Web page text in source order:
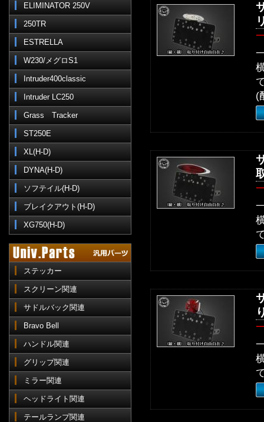
ELIMINATOR 250V
250TR
ESTRELLA
W230/メグロS1
Intruder400classic
Intruder LC250
Grass Tracker
ST250E
XL(H-D)
DYNA(H-D)
ソフテイル(H-D)
ブレイクアウト(H-D)
XG750(H-D)
ステッカー
スクリーン関連
サドルバック関連
Bravo Bell
ハンドル関連
グリップ関連
ミラー関連
ヘッドライト関連
テールランプ関連
(